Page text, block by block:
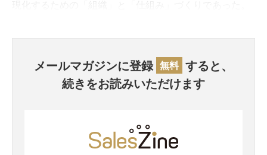
メールマガジンに登録 無料 すると、
続きをお読みいただけます